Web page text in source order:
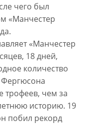
чего был
«Манчестер
«Манчестер
18 дней,
количество
Фергюсона
трофеев, чем за
историю. 19
побил рекорд